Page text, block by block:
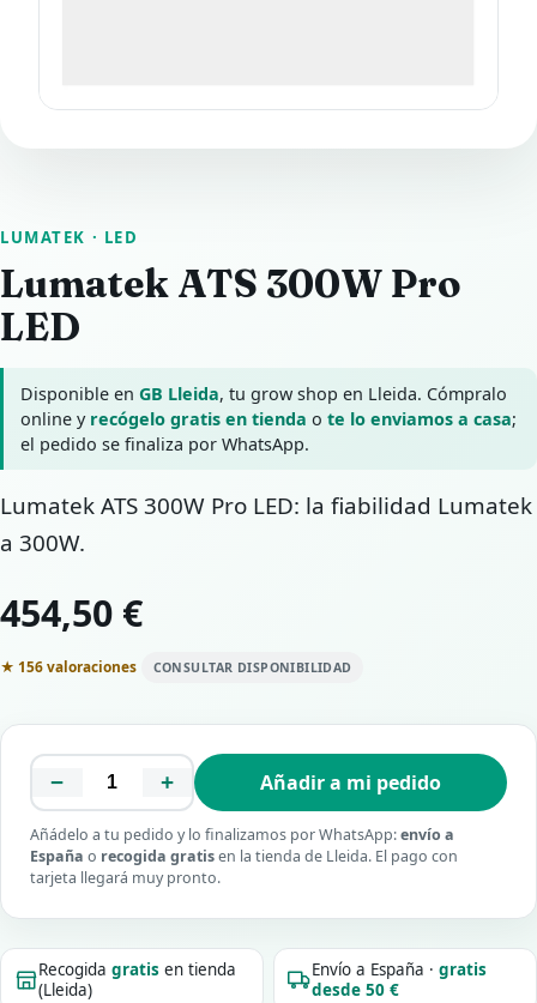
LUMATEK · LED
Lumatek ATS 300W Pro
LED
Disponible enGB Lleida, tu grow shop en Lleida. Cómpralo
online y recógelo gratis en tienda ote lo enviamos a casa;
el pedido se finaliza por WhatsApp.
Lumatek ATS 300W Pro LED: la fiabilidad Lumatek
a 300W.
454,50 €
★ 156 valoraciones CONSULTAR DISPONIBILIDAD
− + Añadir a mi pedido
Añádelo a tu pedido y lo finalizamos por WhatsApp:envío a
España o recogida gratisen la tienda de Lleida. El pago con
tarjeta llegará muy pronto.
Recogidagratis en tienda
(Lleida)
Envío a España ·gratis
desde 50 €